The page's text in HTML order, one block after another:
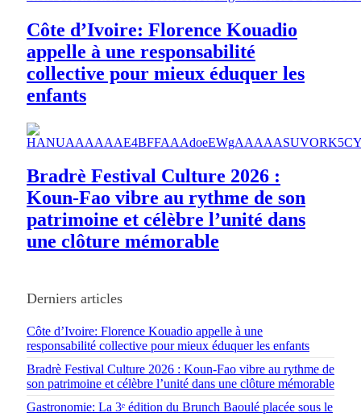
Côte d’Ivoire: Florence Kouadio
appelle à une responsabilité
collective pour mieux éduquer les
enfants
Bradrè Festival Culture 2026 :
Koun-Fao vibre au rythme de son
patrimoine et célèbre l’unité dans
une clôture mémorable
Derniers articles
Côte d’Ivoire: Florence Kouadio appelle à une
responsabilité collective pour mieux éduquer les enfants
Bradrè Festival Culture 2026 : Koun-Fao vibre au rythme de
son patrimoine et célèbre l’unité dans une clôture mémorable
Gastronomie: La 3ᵉ édition du Brunch Baoulé placée sous le